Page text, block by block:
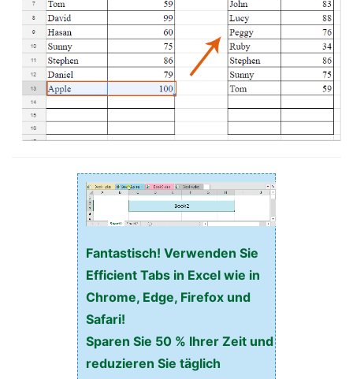
Fantastisch! Verwenden Sie
Efficient Tabs in Excel wie in
Chrome, Edge, Firefox und
Safari!
Sparen Sie 50 % Ihrer Zeit und
reduzieren Sie täglich